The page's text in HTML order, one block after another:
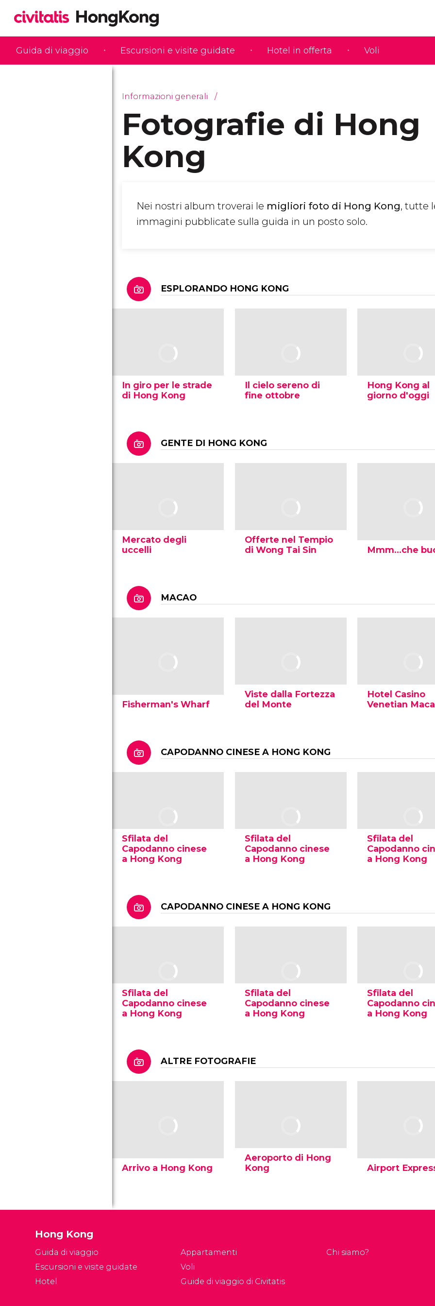
Guida di viaggio Escursioni e visite guidate Hotel in offerta Voli
Informazioni generali
Fotografie di Hong
Kong
Nei nostri album troverai le migliori foto di Hong Kong, tutte
immagini pubblicate sulla guida in un posto solo.
ESPLORANDO HONG KONG
In giro per le strade
di Hong Kong
Il cielo sereno di
fine ottobre
Hong Kong al
giorno d'oggi
GENTE DI HONG KONG
Mercato degli
uccelli
Offerte nel Tempio
di Wong Tai Sin
Mmm...che
MACAO
Fisherman's Wharf
Viste dalla Fortezza
del Monte
Hotel Casino
Venetian
CAPODANNO CINESE A HONG KONG
Sfilata del
Capodanno cinese
a Hong Kong
Sfilata del
Capodanno cinese
a Hong Kong
Sfilata del
Capodanno
a Hong Kong
CAPODANNO CINESE A HONG KONG
Sfilata del
Capodanno cinese
a Hong Kong
Sfilata del
Capodanno cinese
a Hong Kong
Sfilata del
Capodanno
a Hong Kong
ALTRE FOTOGRAFIE
Arrivo a Hong Kong
Aeroporto di Hong
Kong
Airport
Hong Kong
Guida di viaggio
Escursioni e visite guidate
Hotel
Appartamenti
Voli
Guide di viaggio di Civitatis
Chi siamo?